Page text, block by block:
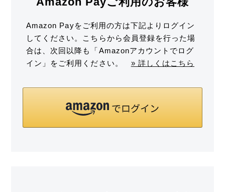
Amazon Payをご利用の方は下記よりログイン
してください。こちらから会員登録を行った場
合は、次回以降も「Amazonアカウントでログ
イン」をご利用ください。 » 詳しくはこちら